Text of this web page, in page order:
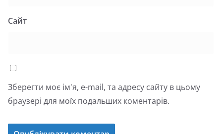
Сайт
Зберегти моє ім'я, e-mail, та адресу сайту в цьому
браузері для моїх подальших коментарів.